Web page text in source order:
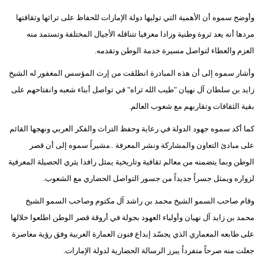
وأوضح سموه أن الأهمية التي توليها دولة الإمارات للحفاظ على تراثها وثقافتها
مردها أنه يعد ثروة وطنية وزادا معرفيا تتناقله الأجيال المختلفة وتستمد منه
العزم والعطاء لتواصل مسيرة خدمة الوطن وتقدمه.
وأشار سموه إلى أن هذه المبادرة انطلقت من إرث المؤسس المغفور له الشيخ
زايد بن سلطان آل نهيان "طيب الله ثراه" في تواصل أبناء شعبه وانفتاحهم على
بقية الثقافات وتقاربهم مع شعوب العالم.
كما أكد سموه جهود الدولة في رعاية وحفظ التراث والفكر العربي ونهجها القائم
على مبادئ التعاون والمشاركة ونشر المعرفة ..مشيراً سموه إلى أن قصر
الوطن وبما يتضمنه من معالم ثقافية وتاريخية يمثل رافدا يثري الحصيلة المعرفية
لزواره ويمثل جسراً جديداً من جسور التواصل الحضاري مع الشعوب.
وقام صاحب السمو الشيخ محمد بن راشد آل مكتوم وصاحب السمو الشيخ
محمد بن زايد آل نهيان وأولياء العهود بجولة في أروقة قصر الوطن اطلعوا خلالها
على طابعه المعماري الذي يجسّد إبداع فنون العمارة العربية وفق رؤية معاصرة
جعلت منه صرحاً متفرداً يبرز الرسالة الحضارية لدولة الإمارات.